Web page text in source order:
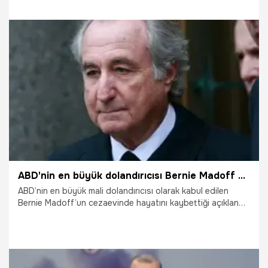
Gündem
ABD'nin en büyük dolandırıcısı Bernie Madoff hayatını kaybetti
ABD’nin en büyük mali dolandırıcısı olarak kabul edilen
Bernie Madoff’un cezaevinde hayatını kaybettiği açıklandı.